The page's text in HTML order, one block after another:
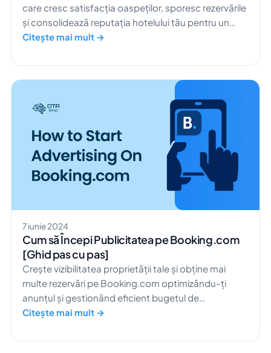
care cresc satisfacția oaspeților, sporesc rezervările
și consolidează reputația hotelului tău pentru un
succes de durată.
Citește mai mult →
7 iunie 2024
Cum să Începi Publicitatea pe Booking.com
[Ghid pas cu pas]
Crește vizibilitatea proprietății tale și obține mai
multe rezervări pe Booking.com optimizându-ți
anunțul și gestionând eficient bugetul de
publicitate.
Citește mai mult →